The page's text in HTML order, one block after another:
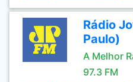
Rádio
Paulo)
A Melhor
97.3 FM